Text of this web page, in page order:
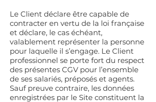
Le Client déclare être capable de
contracter en vertu de la loi française
et déclare, le cas échéant,
valablement représenter la personne
pour laquelle il s’engage. Le Client
professionnel se porte fort du respect
des présentes CGV pour l’ensemble
de ses salariés, préposés et agents.
Sauf preuve contraire, les données
enregistrées par le Site constituent la